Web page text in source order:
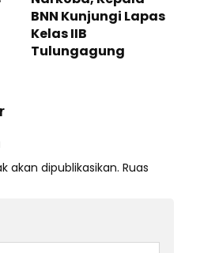
BNN Kunjungi Lapas
Kelas IIB
Tulungagung
akan dipublikasikan. Ruas